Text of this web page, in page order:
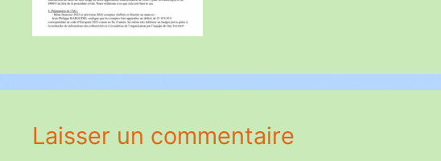
Laisser un commentaire